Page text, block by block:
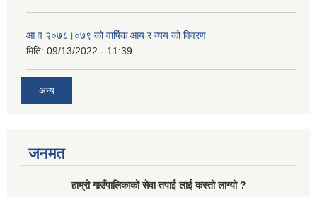
आ‍ व २०७८।०७९ को वार्षिक आय र व्यय को विवरण
मिति: 09/13/2022 - 11:39
अन्य
जनमत
हाम्रो गाउँपालिकाको सेवा तपाई लाई कस्तो लाग्यो ?